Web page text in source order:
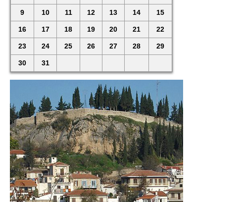
9 10 11 12 13 14 15
16 17 18 19 20 21 22
23 24 25 26 27 28 29
30 31